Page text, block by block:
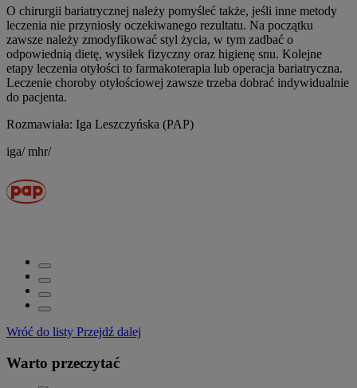
O chirurgii bariatrycznej należy pomyśleć także, jeśli inne metody
leczenia nie przyniosły oczekiwanego rezultatu. Na początku
zawsze należy zmodyfikować styl życia, w tym zadbać o
odpowiednią dietę, wysiłek fizyczny oraz higienę snu. Kolejne
etapy leczenia otyłości to farmakoterapia lub operacja bariatryczna.
Leczenie choroby otyłościowej zawsze trzeba dobrać indywidualnie
do pacjenta.
Rozmawiała: Iga Leszczyńska (PAP)
iga/ mhr/
Wróć do listy Przejdź dalej
Warto przeczytać